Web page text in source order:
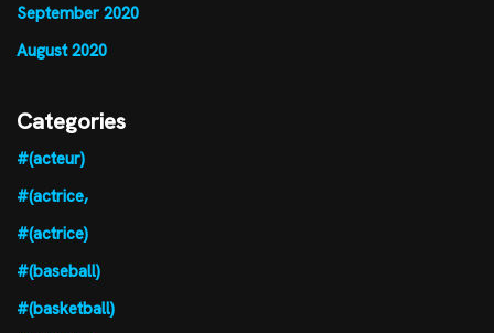
September 2020
August 2020
Categories
#(acteur)
#(actrice,
#(actrice)
#(baseball)
#(basketball)